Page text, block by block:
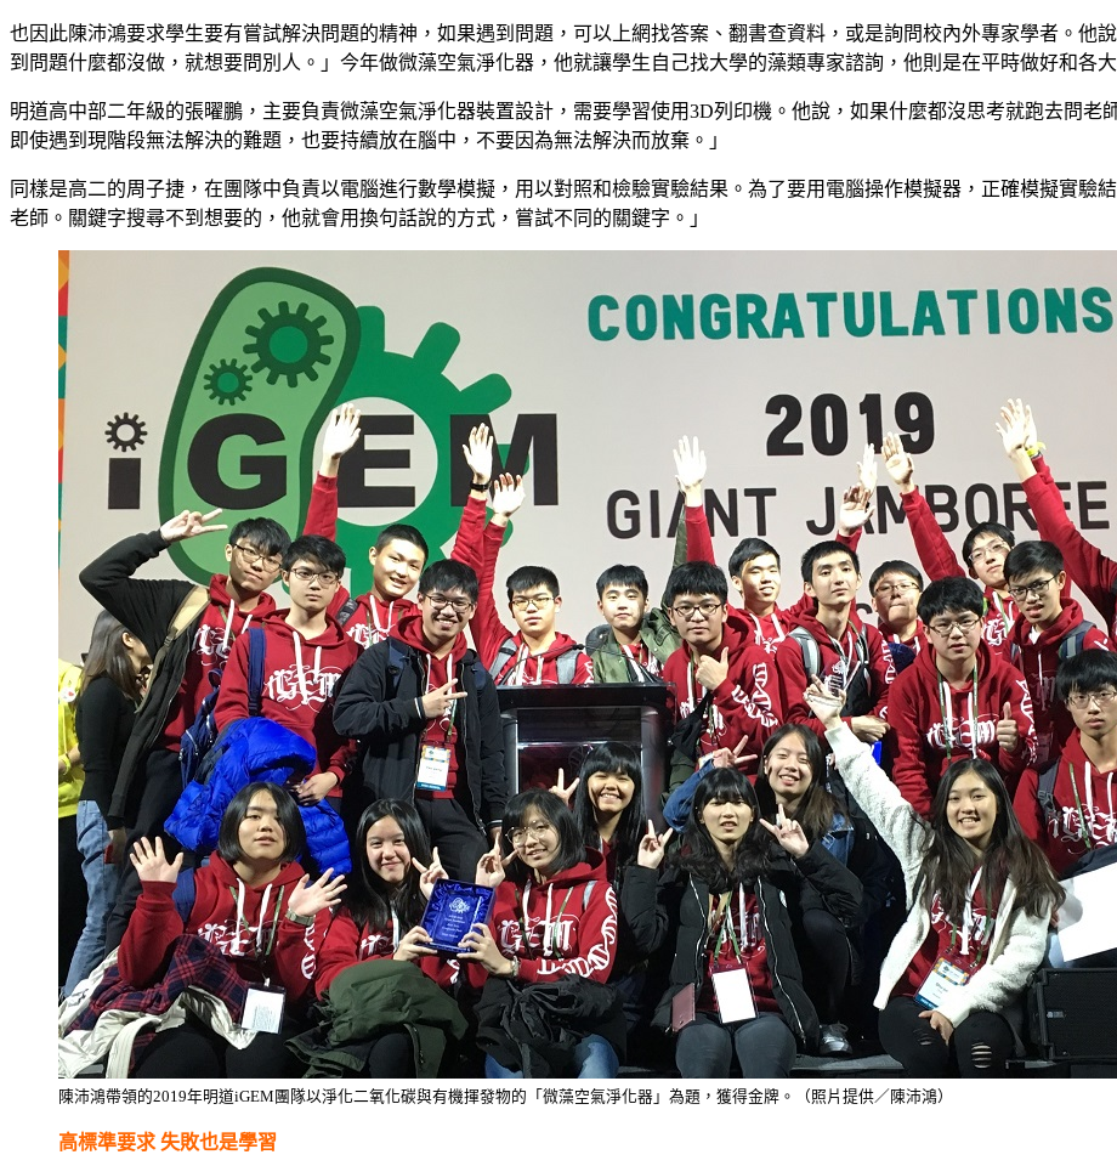
也因此陳沛鴻要求學生要有嘗試解決問題的精神，如果遇到問題，可以上網找答案、翻書查資料，或是詢問校內外專家學者。他
到問題什麼都沒做，就想要問別人。」今年做微藻空氣淨化器，他就讓學生自己找大學的藻類專家諮詢，他則是在平時做好和各
明道高中部二年級的張曜鵬，主要負責微藻空氣淨化器裝置設計，需要學習使用3D列印機。他說，如果什麼都沒思考就跑去問老
即使遇到現階段無法解決的難題，也要持續放在腦中，不要因為無法解決而放棄。」
同樣是高二的周子捷，在團隊中負責以電腦進行數學模擬，用以對照和檢驗實驗結果。為了要用電腦操作模擬器，正確模擬實驗
老師。關鍵字搜尋不到想要的，他就會用換句話說的方式，嘗試不同的關鍵字。」
陳沛鴻帶領的2019年明道iGEM團隊以淨化二氧化碳與有機揮發物的「微藻空氣淨化器」為題，獲得金牌。（照片提供／陳沛鴻）
高標準要求 失敗也是學習